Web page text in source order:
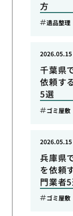
方
遺品整理
千葉県
依頼す
5選
2026.05.15
ゴミ屋敷
兵庫県
を依頼
門業者
2026.05.15
ゴミ屋敷